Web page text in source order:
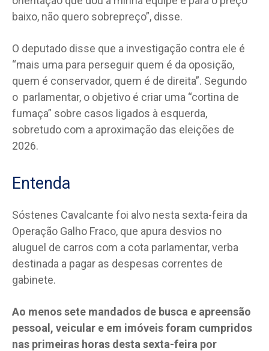
baixo, não quero sobrepreço”, disse.
O deputado disse que a investigação contra ele é
“mais uma para perseguir quem é da oposição,
quem é conservador, quem é de direita”. Segundo
o parlamentar, o objetivo é criar uma “cortina de
fumaça” sobre casos ligados à esquerda,
sobretudo com a aproximação das eleições de
2026.
Entenda
Sóstenes Cavalcante foi alvo nesta sexta-feira da
Operação Galho Fraco, que apura desvios no
aluguel de carros com a cota parlamentar, verba
destinada a pagar as despesas correntes de
gabinete.
Ao menos sete mandados de busca e apreensão
pessoal, veicular e em imóveis foram cumpridos
nas primeiras horas desta sexta-feira por